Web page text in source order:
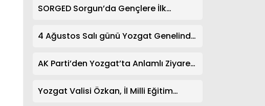
SORGED Sorgun’da Gençlere İlk
4 Ağustos Salı günü Yozgat Genelinde
AK Parti’den Yozgat’ta Anlamlı Ziyaret!
Üyeleriyle Buluştu
Yozgat Valisi Özkan, İl Milli Eğitim